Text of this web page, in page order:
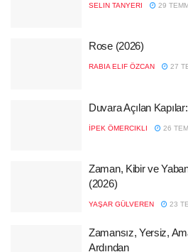
SELIN TANYERI 29
Rose (2026)
RABIA ELIF ÖZCAN 27
Duvara Açılan
İPEK ÖMERCIKLI 26
Zaman, Kibir ve
(2026)
YAŞAR GÜLVEREN 23
Zamansız, Yersiz,
Ardından